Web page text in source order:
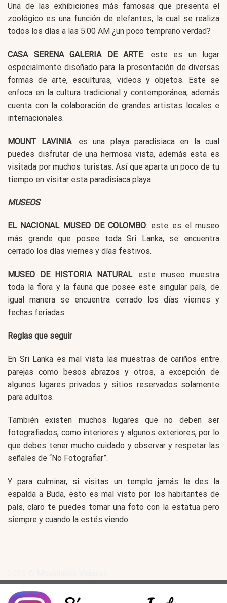
Una de las exhibiciones más famosas que presenta el
zoológico es una función de elefantes, la cual se realiza
todos los días a las 5:00 AM ¿un poco temprano verdad?
CASA SERENA GALERIA DE ARTE: este es un lugar
especialmente diseñado para la presentación de diversas
formas de arte, esculturas, videos y objetos. Este se
enfoca en la cultura tradicional y contemporánea, además
cuenta con la colaboración de grandes artistas locales e
internacionales.
MOUNT LAVINIA: es una playa paradisiaca en la cual
puedes disfrutar de una hermosa vista, además esta es
visitada por muchos turistas. Así que aparta un poco de tu
tiempo en visitar esta paradisiaca playa.
MUSEOS
EL NACIONAL MUSEO DE COLOMBO: este es el museo
más grande que posee toda Sri Lanka, se encuentra
cerrado los días viernes y días festivos.
MUSEO DE HISTORIA NATURAL: este museo muestra
toda la flora y la fauna que posee este singular país, de
igual manera se encuentra cerrado los días viernes y
fechas feriadas.
Reglas que seguir
En Sri Lanka es mal vista las muestras de cariños entre
parejas como besos abrazos y otros, a excepción de
algunos lugares privados y sitios reservados solamente
para adultos.
También existen muchos lugares que no deben ser
fotografiados, como interiores y algunos exteriores, por lo
que debes tener mucho cuidado y observar y respetar las
señales de “No Fotografiar”.
Y para culminar, si visitas un templo jamás le des la
espalda a Buda, esto es mal visto por los habitantes de
país, claro te puedes tomar una foto con la estatua pero
siempre y cuando la estés viendo.